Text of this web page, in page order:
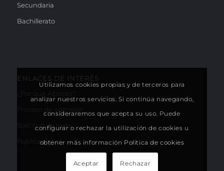
Secundaria
Bachillerato
ENLACES DE INTERÉS
¿Por qué Alborán?
Solicitud de visita
Publicaciones
Utilizamos cookies propias y de terceros para
analizar nuestros servicios. Si continúa navegando,
consideraremos que acepta su uso. Puede
configurar o rechazar la utilización de cookies u
obtener más información Politica de cookies
Aceptar Rechazar